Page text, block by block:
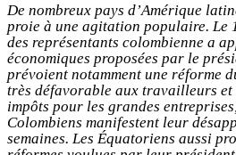
De nombreux pays d’Amérique
proie à une agitation populaire. Le
des représentants colombienne a
économiques proposées par le
prévoient notamment une réforme
très défavorable aux travailleurs et
impôts pour les grandes
Colombiens manifestent leur
semaines. Les Équatoriens aussi